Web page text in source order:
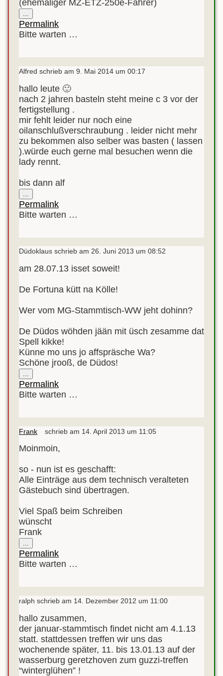
(ehemaliger MZ-ETZ-250e-Fahrer)
...
Metabox
ein-/ausblenden.
Permalink
Bitte warten …
Alfred schrieb am 9. Mai 2014 um 00:17
hallo leute 🙂
nach 2 jahren basteln steht meine c 3 vor der
fertigstellung .
mir fehlt leider nur noch eine
oilanschlußverschraubung . leider nicht mehr
zu bekommen also selber was basten ( lassen
).würde euch gerne mal besuchen wenn die
lady rennt.
bis dann alf
Metabox
ein-/ausblenden.
Permalink
Bitte warten …
Düdoklaus schrieb am 26. Juni 2013 um 08:52
am 28.07.13 isset soweit!
De Fortuna kütt na Kölle!
Wer vom MG-Stammtisch-WW jeht dohinn?
De Düdos wöhden jään mit üsch zesamme dat
Spell kikke!
Künne mo uns jo affspräsche Wa?
Schöne jrooß, de Düdos!
Metabox
ein-/ausblenden.
Permalink
Bitte warten …
Frank schrieb am 14. April 2013 um 11:05
Moinmoin,
so - nun ist es geschafft:
Alle Einträge aus dem technisch veralteten
Gästebuch sind übertragen.
Viel Spaß beim Schreiben
wünscht
Frank
...
Metabox
ein-/ausblenden.
Permalink
Bitte warten …
ralph schrieb am 14. Dezember 2012 um 11:00
hallo zusammen,
der januar-stammtisch findet nicht am 4.1.13
statt. stattdessen treffen wir uns das
wochenende später, 11. bis 13.01.13 auf der
wasserburg geretzhoven zum guzzi-treffen
“winterglühen” !